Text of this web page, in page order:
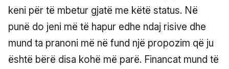
keni për të mbetur gjatë me këtë status. Në
punë do jeni më të hapur edhe ndaj risive dhe
mund ta pranoni më në fund një propozim që ju
është bërë disa kohë më parë. Financat mund të